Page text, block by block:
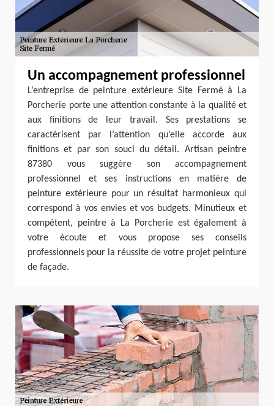
Un accompagnement professionnel
L’entreprise de peinture extérieure Site Fermé à La
Porcherie porte une attention constante à la qualité et
aux finitions de leur travail. Ses prestations se
caractérisent par l’attention qu’elle accorde aux
finitions et par son souci du détail. Artisan peintre
87380 vous suggère son accompagnement
professionnel et ses instructions en matière de
peinture extérieure pour un résultat harmonieux qui
correspond à vos envies et vos budgets. Minutieux et
compétent, peintre à La Porcherie est également à
votre écoute et vous propose ses conseils
professionnels pour la réussite de votre projet peinture
de façade.